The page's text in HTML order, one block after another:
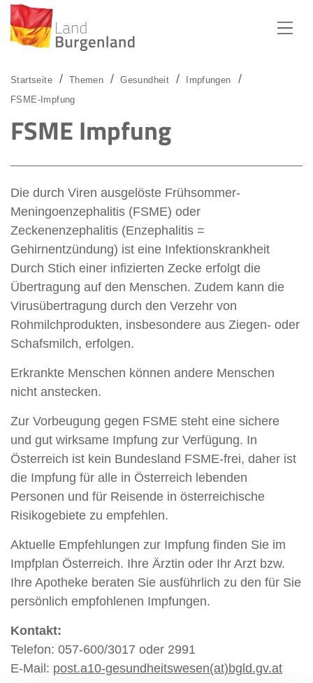
Startseite Themen Gesundheit
Impfungen
FSME-Impfung
FSME Impfung
Die durch Viren ausgelöste Frühsommer-
Meningoenzephalitis (FSME) oder
Zeckenenzephalitis (Enzephalitis =
Gehirnentzündung) ist eine Infektionskrankheit
Durch Stich einer infizierten Zecke erfolgt die
Übertragung auf den Menschen. Zudem kann die
Virusübertragung durch den Verzehr von
Rohmilchprodukten, insbesondere aus Ziegen- oder
Schafsmilch, erfolgen.
Erkrankte Menschen können andere Menschen
nicht anstecken.
Zur Vorbeugung gegen FSME steht eine sichere
und gut wirksame Impfung zur Verfügung. In
Österreich ist kein Bundesland FSME-frei, daher ist
die Impfung für alle in Österreich lebenden
Personen und für Reisende in österreichische
Risikogebiete zu empfehlen.
Aktuelle Empfehlungen zur Impfung finden Sie im
Impfplan Österreich. Ihre Ärztin oder Ihr Arzt bzw.
Ihre Apotheke beraten Sie ausführlich zu den für Sie
persönlich empfohlenen Impfungen.
Kontakt:
Telefon: 057-600/3017 oder 2991
E-Mail: post.a10-gesundheitswesen(at)bgld.gv.at